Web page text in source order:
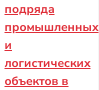
подряда
промышленных
и
логистических
объектов в